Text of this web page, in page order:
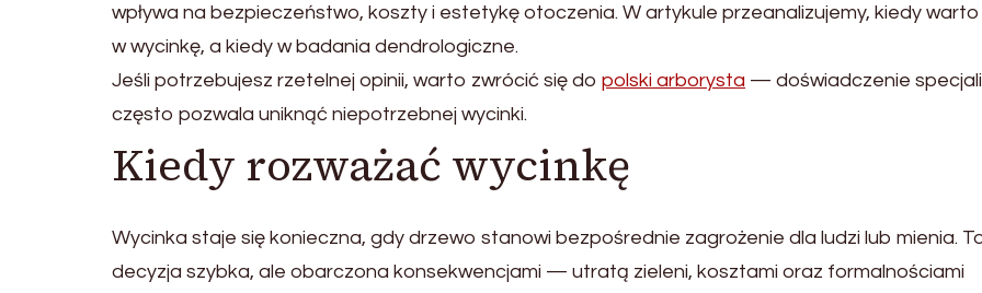
wpływa na bezpieczeństwo, koszty i estetykę otoczenia. W artykule przeanalizujemy, kiedy
w wycinkę, a kiedy w badania dendrologiczne.
Jeśli potrzebujesz rzetelnej opinii, warto zwrócić się do polski arborysta — doświadczenie
często pozwala uniknąć niepotrzebnej wycinki.
Kiedy rozważać wycinkę
Wycinka staje się konieczna, gdy drzewo stanowi bezpośrednie zagrożenie dla ludzi lub mienia.
decyzja szybka, ale obarczona konsekwencjami — utratą zieleni, kosztami oraz formalnościami